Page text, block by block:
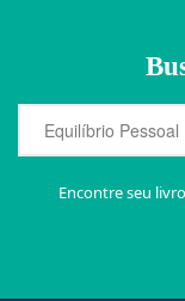
Encontre seu